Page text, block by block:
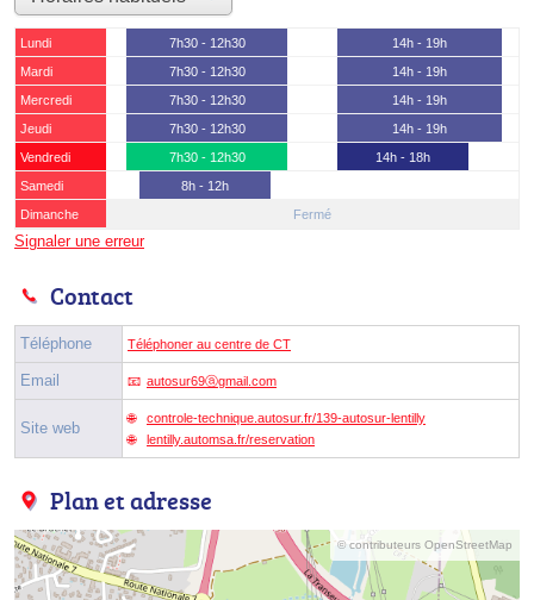
Lundi 7h30 - 12h30
14h - 19h
Mardi
7h30 - 12h30
14h - 19h
Mercredi
7h30 - 12h30
14h - 19h
Jeudi
7h30 - 12h30
14h - 19h
Vendredi
7h30 - 12h30
14h - 18h
Samedi
8h - 12h
Dimanche
Fermé
Signaler une erreur
Contact
Téléphone Téléphoner au centre de CT
Email autosur69ⓐgmail.com
Site web
controle-technique.autosur.fr/139-autosur-lentilly
lentilly.automsa.fr/reservation
Plan et adresse
© contributeurs OpenStreetMap